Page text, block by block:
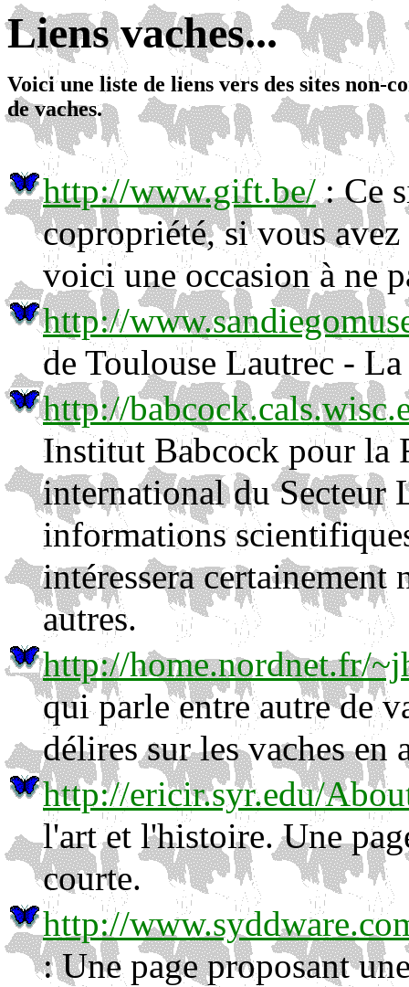
Liens vaches...
Voici une liste de liens vers des sites
de vaches.
http://www.gift.be/: Ce
copropriété, si vous
voici une occasion à ne
http://
de Toulouse Lautrec - La
http://
Institut Babcock pour la
international du Secteur
informations
intéressera certainement
autres.
http://home.nordnet.fr/
qui parle entre autre de
délires sur les vaches en
http://ericir.syr.edu/
l'art et l'histoire. Une
courte.
http://
: Une page proposant